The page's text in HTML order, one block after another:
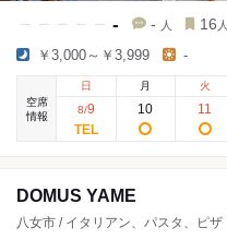
- - 人 16 人
￥3,000～￥3,999 -
空席
情報
日
8/9
月
10
火
11
DOMUS YAME
八女市 / イタリアン、パスタ、ピザ